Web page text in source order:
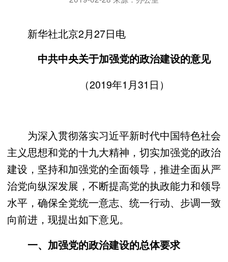
新华社北京2月27日电
中共中央关于加强党的政治建设的意见
（2019年1月31日）
为深入贯彻落实习近平新时代中国特色社会
主义思想和党的十九大精神，切实加强党的政治
建设，坚持和加强党的全面领导，推进全面从严
治党向纵深发展，不断提高党的执政能力和领导
水平，确保全党统一意志、统一行动、步调一致
向前进，现提出如下意见。
一、加强党的政治建设的总体要求